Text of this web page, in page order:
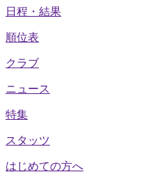
日程・結果
順位表
クラブ
ニュース
特集
スタッツ
はじめての方へ